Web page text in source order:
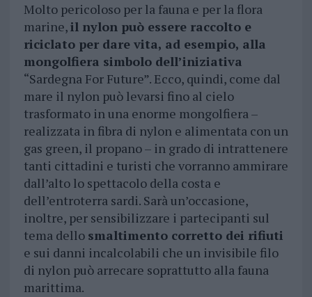
Molto pericoloso per la fauna e per la flora
marine,il nylon può essere raccolto e
riciclato per dare vita, ad esempio, alla
mongolfiera simbolo dell’iniziativa
“Sardegna For Future”. Ecco, quindi, come dal
mare il nylon può levarsi fino al cielo
trasformato in una enorme mongolfiera –
realizzata in fibra di nylon e alimentata con un
gas green, il propano – in grado di intrattenere
tanti cittadini e turisti che vorranno ammirare
dall’alto lo spettacolo della costa e
dell’entroterra sardi. Sarà un’occasione,
inoltre, per sensibilizzare i partecipanti sul
tema dello smaltimento corretto dei rifiuti
e sui danni incalcolabili che un invisibile filo
di nylon può arrecare soprattutto alla fauna
marittima.